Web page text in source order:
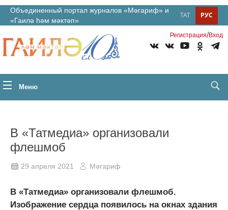
Объединенный портал журналов «Мәгариф» и
«Гаилә һәм мәктәп»
РУС
ТАТ
Регистрация/Вход
Меню
В «Татмедиа» организовали
флешмоб
29 апреля 2021 Мәгариф
В «Татмедиа» организовали флешмоб.
Изображение сердца появилось на окнах здания